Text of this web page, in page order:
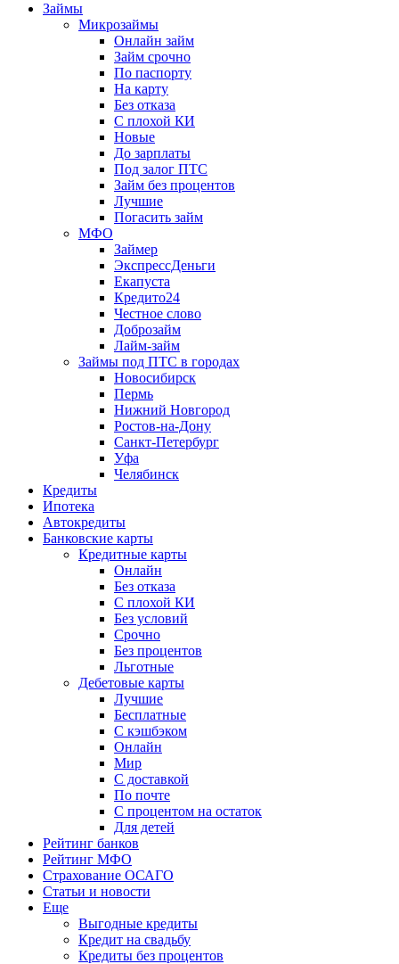
Займы
Микрозаймы
Онлайн займ
Займ срочно
По паспорту
На карту
Без отказа
С плохой КИ
Новые
До зарплаты
Под залог ПТС
Займ без процентов
Лучшие
Погасить займ
МФО
Займер
ЭкспрессДеньги
Екапуста
Кредито24
Честное слово
Доброзайм
Лайм-займ
Займы под ПТС в городах
Новосибирск
Пермь
Нижний Новгород
Ростов-на-Дону
Санкт-Петербург
Уфа
Челябинск
Кредиты
Ипотека
Автокредиты
Банковские карты
Кредитные карты
Онлайн
Без отказа
С плохой КИ
Без условий
Срочно
Без процентов
Льготные
Дебетовые карты
Лучшие
Бесплатные
С кэшбэком
Онлайн
Мир
С доставкой
По почте
С процентом на остаток
Для детей
Рейтинг банков
Рейтинг МФО
Страхование ОСАГО
Статьи и новости
Еще
Выгодные кредиты
Кредит на свадьбу
Кредиты без процентов